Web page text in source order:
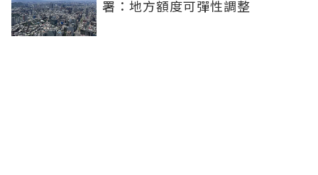
署：地方額度可彈性調整